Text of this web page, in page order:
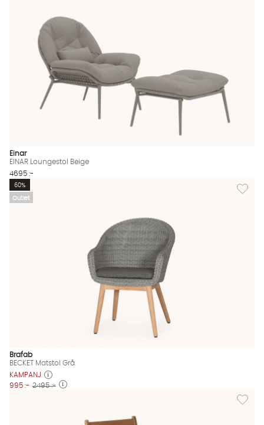
Einar
EINAR Loungestol Beige
4695 :-
Outlet
Lägg
60%
Brafab
BECKET Matstol Grå
KAMPANJ
995 :- 2495 :-
Lägg